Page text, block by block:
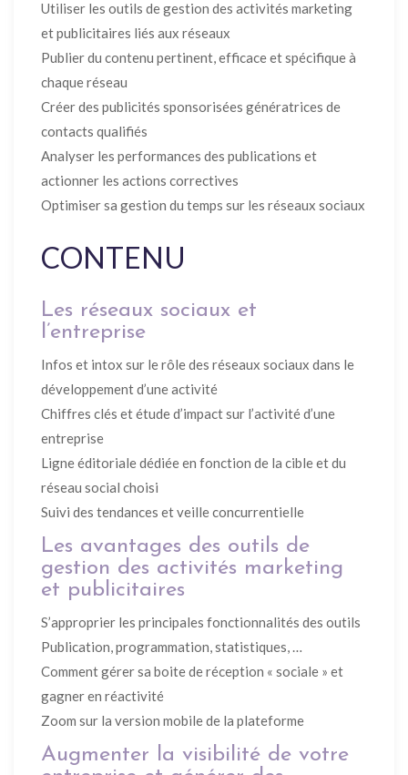
Utiliser les outils de gestion des activités marketing
et publicitaires liés aux réseaux
Publier du contenu pertinent, efficace et spécifique à
chaque réseau
Créer des publicités sponsorisées génératrices de
contacts qualifiés
Analyser les performances des publications et
actionner les actions correctives
Optimiser sa gestion du temps sur les réseaux sociaux
CONTENU
Les réseaux sociaux et
l’entreprise
Infos et intox sur le rôle des réseaux sociaux dans le
développement d’une activité
Chiffres clés et étude d’impact sur l’activité d’une
entreprise
Ligne éditoriale dédiée en fonction de la cible et du
réseau social choisi
Suivi des tendances et veille concurrentielle
Les avantages des outils de
gestion des activités marketing
et publicitaires
S’approprier les principales fonctionnalités des outils
Publication, programmation, statistiques, …
Comment gérer sa boite de réception « sociale » et
gagner en réactivité
Zoom sur la version mobile de la plateforme
Augmenter la visibilité de votre